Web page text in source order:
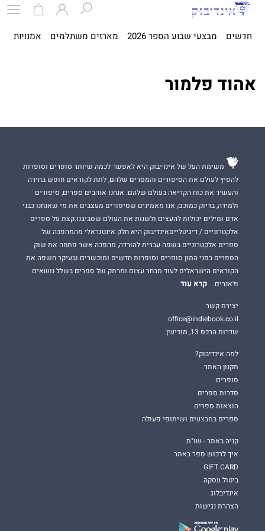
חדשים מבצעי שבוע הספר 2026 מארזים משתלמים אמנויות
אהוד פלמור
משימת העל של אינדיבוק היא לאפשר לכמה שיותר סופרים וסופרות
להפיץ לעולם את הסיפורים והמסרים שלהם, לתת לקוראים חופש בחירה
והעשיר את כוח הקריאה בעולם שלהם. אנחנו אוהבים ספרים, סיפורים
ולמידה, בדיוק כמוכם, אנו מאמינים שסיפורים מעצבים את מי שאנחנו כבני
אדם ומילים יכולות להעצים ולשנות את העולם שסביבנו.קצת על ספרים
אלקטרוניים / דיגיטלייםאינדיבוק היא חלק אינטגראלי מהמהפכה של
ספרים אלקטרוניים בשפה עברית להורדה, מהפכה אשר פתחה את שוק
הספרים בפני המון סופרים וסופרות חדשים ומוכשרים ובעיקר חשפה את
הקוראים הישראלים לעוד מבחר עצום ומרתק של ספרים בשלל נושאים
וז'אנרים.
קרא עוד
יצירת קשר
office@indiebook.co.il
שדרות הרכס 13, מודיעין
למה אינדיבוק?
תקנון האתר
סופרים
סדרות ספרים
הוצאות ספרים
ספרים במבצעים ושיתופי פעולה
קניה באתר - שו"ת
איך לרכוש ספר באתר
GIFT CARD
ביטול עסקה
אינדיבלוג
הצהרת נגישות